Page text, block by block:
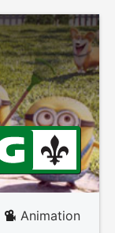
Animation